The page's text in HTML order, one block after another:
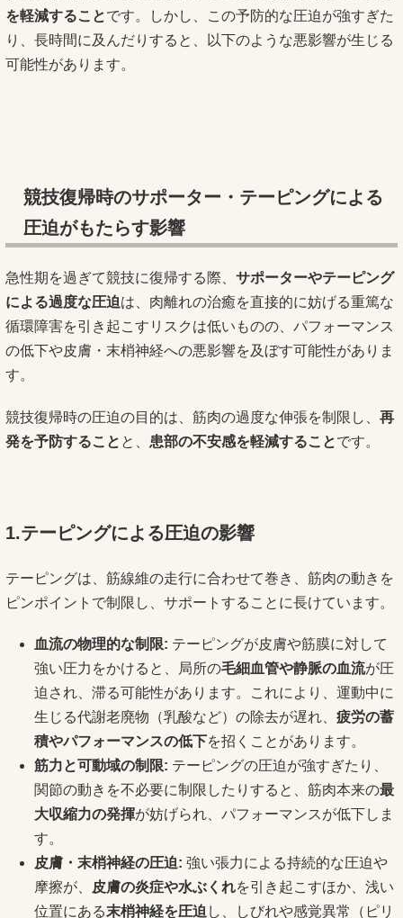
を軽減することです。しかし、この予防的な圧迫が強すぎた
り、長時間に及んだりすると、以下のような悪影響が生じる
可能性があります。
競技復帰時のサポーター・テーピングによる
圧迫がもたらす影響
急性期を過ぎて競技に復帰する際、 サポーターやテーピング
による過度な圧迫は、肉離れの治癒を直接的に妨げる重篤な
循環障害を引き起こすリスクは低いものの、パフォーマンス
の低下や皮膚・末梢神経への悪影響を及ぼす可能性がありま
す。
競技復帰時の圧迫の目的は、筋肉の過度な伸張を制限し、 再
発を予防すること と、 患部の不安感を軽減することです。
1.テーピングによる圧迫の影響
テーピングは、筋線維の走行に合わせて巻き、筋肉の動きを
ピンポイントで制限し、サポートすることに長けています。
血流の物理的な制限: テーピングが皮膚や筋膜に対して
強い圧力をかけると、局所の毛細血管や静脈の血流が圧
迫され、滞る可能性があります。これにより、運動中に
生じる代謝老廃物（乳酸など）の除去が遅れ、 疲労の蓄
積やパフォーマンスの低下を招くことがあります。
筋力と可動域の制限: テーピングの圧迫が強すぎたり、
関節の動きを不必要に制限したりすると、筋肉本来の最
大収縮力の発揮が妨げられ、パフォーマンスが低下しま
す。
皮膚・末梢神経の圧迫: 強い張力による持続的な圧迫や
摩擦が、
皮膚の炎症や水ぶくれを引き起こすほか、浅い
位置にある末梢神経を圧迫 し、しびれや感覚異常（ピリ